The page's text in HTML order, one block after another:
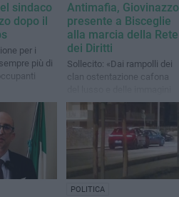
sindaco
dopo il
per i
più di
Antimafia, Giovinazzo
presente a Bisceglie
alla marcia della Rete
dei Diritti
Sollecito: «Dai rampolli dei
clan ostentazione cafona
del potere tracotante»
POLITICA